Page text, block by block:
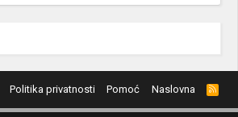
Politika privatnosti Pomoć Naslovna
R
S
S